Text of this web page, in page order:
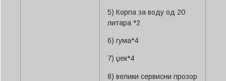
5) Корпа за воду од 20
литара *2
6) гума*4
7) џек*4
8) велики сервисни прозор